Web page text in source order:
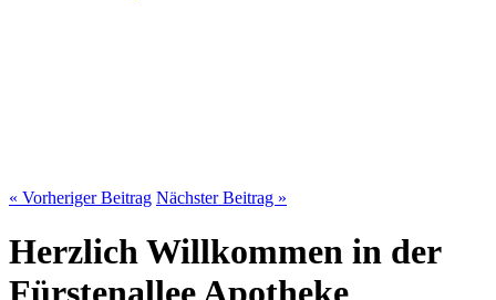
« Vorheriger Beitrag Nächster Beitrag »
Herzlich Willkommen in der